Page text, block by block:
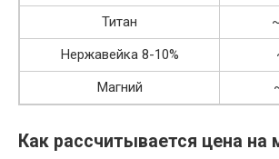
Титан
Нержавейка 8-10%
Магний
Как рассчитывается цена на